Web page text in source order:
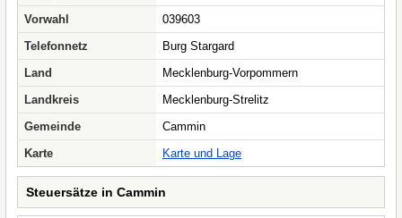
Vorwahl
039603
Telefonnetz
Burg Stargard
Land
Mecklenburg-Vorpommern
Landkreis
Mecklenburg-Strelitz
Gemeinde
Cammin
Karte
Karte und Lage
Steuersätze in Cammin